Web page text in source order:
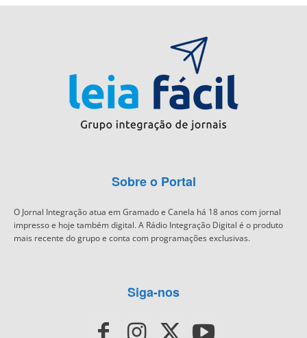
Sobre o Portal
O Jornal Integração atua em Gramado e Canela há 18 anos com jornal
impresso e hoje também digital. A Rádio Integração Digital é o produto
mais recente do grupo e conta com programações exclusivas.
Siga-nos